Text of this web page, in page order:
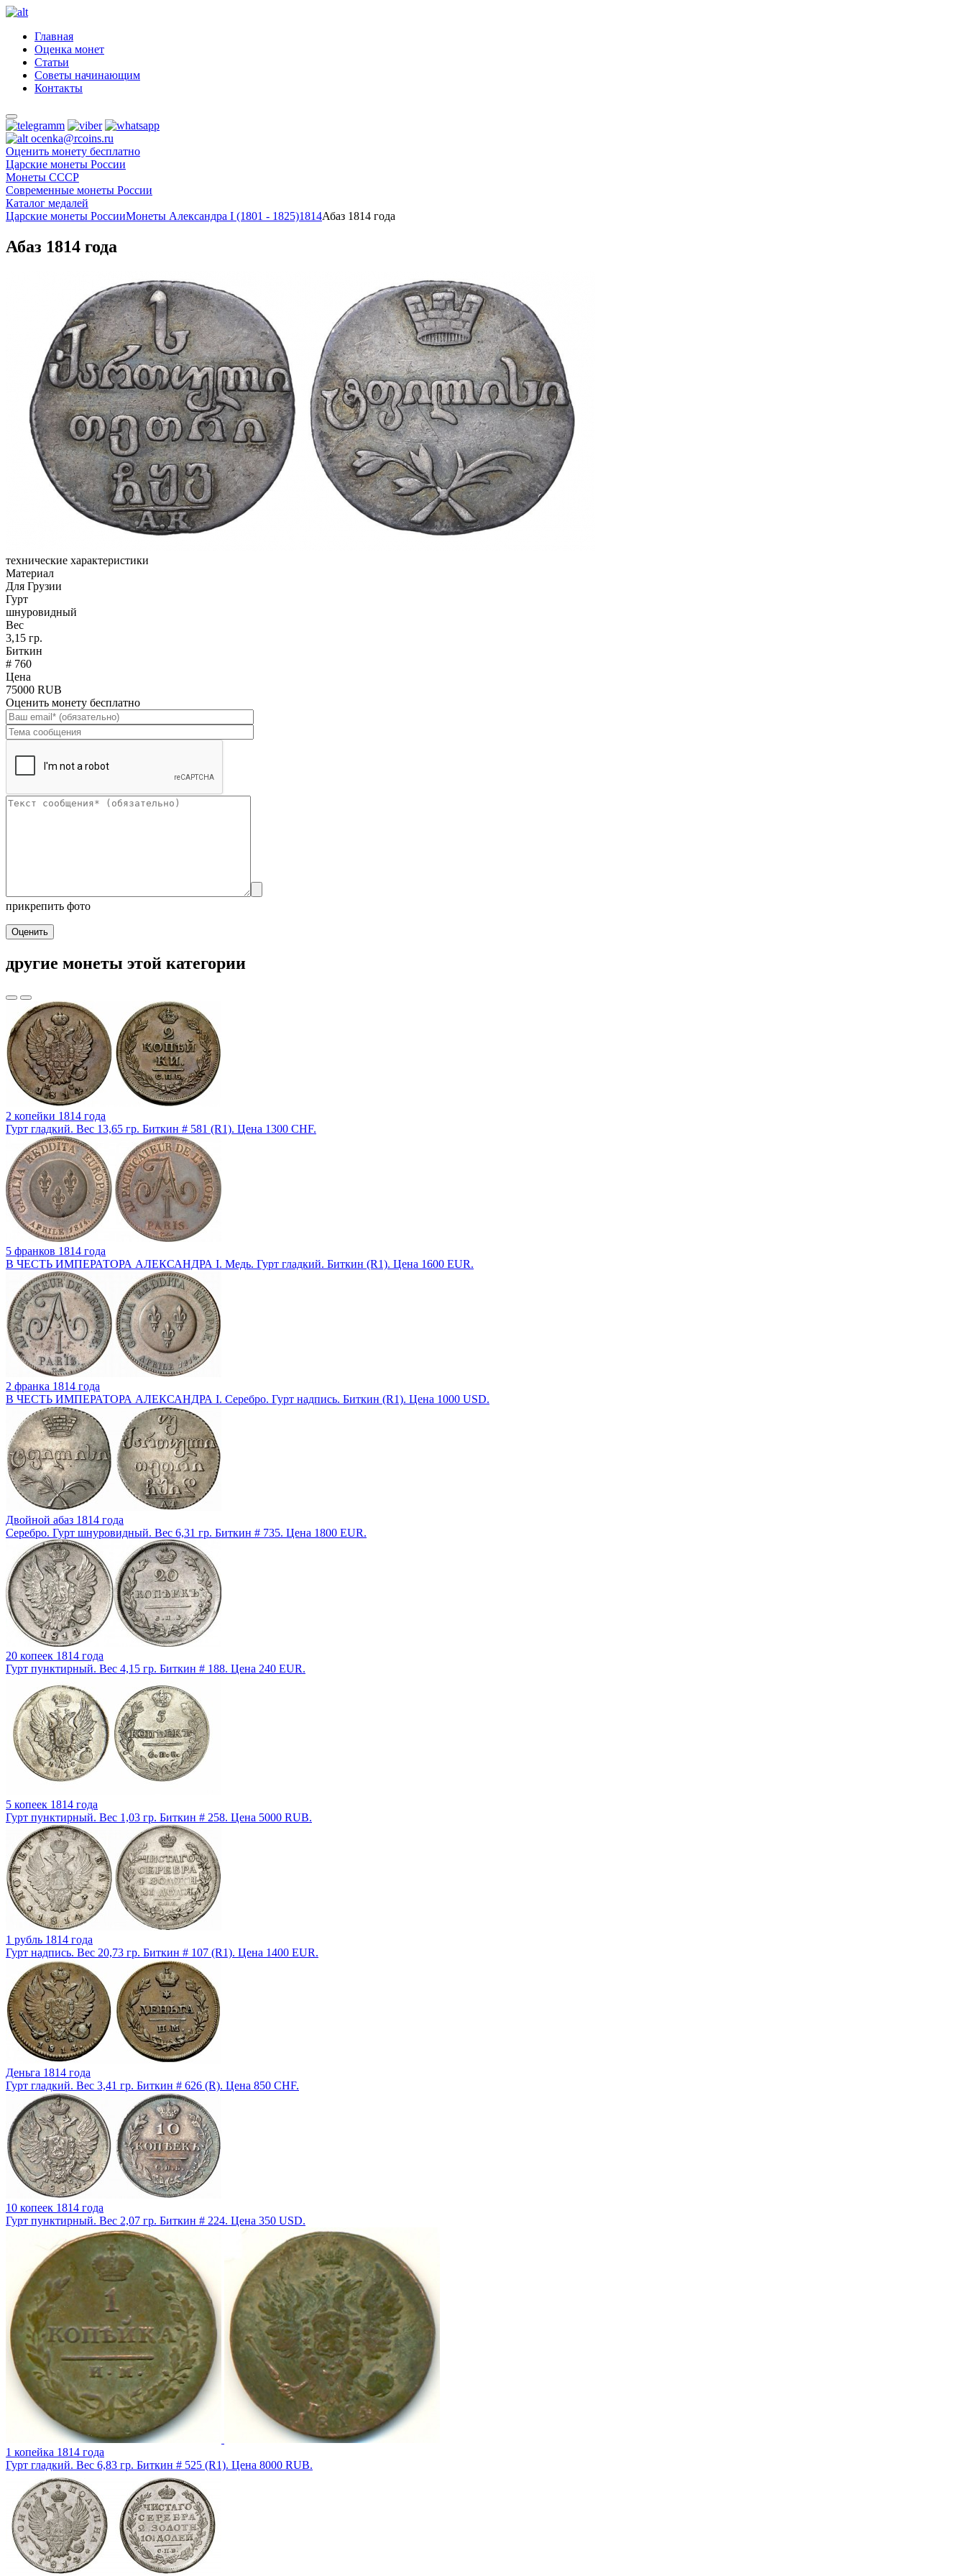
Главная
Оценка монет
Статьи
Советы начинающим
Контакты
ocenka@rcoins.ru
Оценить монету бесплатно
Царские монеты России
Монеты СССР
Современные монеты России
Каталог медалей
Царские монеты РоссииМонеты Александра I (1801 - 1825)1814Абаз 1814 года
Абаз 1814 года
технические характеристики
Материал
Для Грузии
Гурт
шнуровидный
Вес
3,15 гр.
Биткин
# 760
Цена
75000 RUB
Оценить монету бесплатно
прикрепить фото
Оценить
другие монеты этой категории
2 копейки 1814 года
Гурт гладкий. Вес 13,65 гр. Биткин # 581 (R1). Цена 1300 CHF.
5 франков 1814 года
В ЧЕСТЬ ИМПЕРАТОРА АЛЕКСАНДРА I. Медь. Гурт гладкий. Биткин (R1). Цена 1600 EUR.
2 франка 1814 года
В ЧЕСТЬ ИМПЕРАТОРА АЛЕКСАНДРА I. Серебро. Гурт надпись. Биткин (R1). Цена 1000 USD.
Двойной абаз 1814 года
Серебро. Гурт шнуровидный. Вес 6,31 гр. Биткин # 735. Цена 1800 EUR.
20 копеек 1814 года
Гурт пунктирный. Вес 4,15 гр. Биткин # 188. Цена 240 EUR.
5 копеек 1814 года
Гурт пунктирный. Вес 1,03 гр. Биткин # 258. Цена 5000 RUB.
1 рубль 1814 года
Гурт надпись. Вес 20,73 гр. Биткин # 107 (R1). Цена 1400 EUR.
Деньга 1814 года
Гурт гладкий. Вес 3,41 гр. Биткин # 626 (R). Цена 850 CHF.
10 копеек 1814 года
Гурт пунктирный. Вес 2,07 гр. Биткин # 224. Цена 350 USD.
1 копейка 1814 года
Гурт гладкий. Вес 6,83 гр. Биткин # 525 (R1). Цена 8000 RUB.